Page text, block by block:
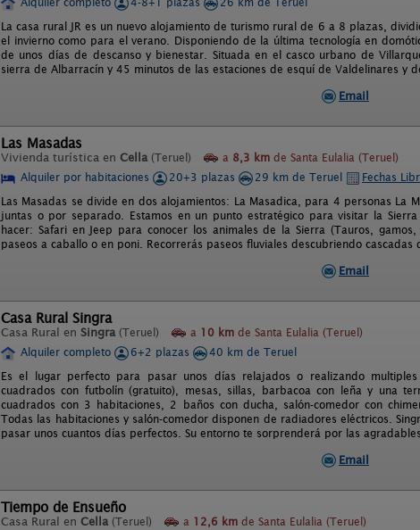
La casa rural JR es un nuevo alojamiento de turismo rural de 6 a 8 plazas,
el invierno como para el verano. Disponiendo de la última tecnología en
de unos días de descanso y bienestar. Situada en el casco urbano de
sierra de Albarracín y 45 minutos de las estaciones de esquí de Valdelinares y
Email
Las Masadas
Vivienda turística en Cella (Teruel) a 8,3 km de Santa Eulalia (Teruel)
Alquiler por habitaciones
20+3 plazas 29 km de Teruel
Fechas
Las Masadas se divide en dos alojamientos: La Masadica, para 4 personas La
juntas o por separado. Estamos en un punto estratégico para visitar la
hacer: Safari en Jeep para conocer los animales de la Sierra (Tauros,
paseos a caballo o en poni. Recorrerás paseos fluviales descubriendo cascadas
Email
Casa Rural Singra
Casa Rural en Singra (Teruel) a 10 km de Santa Eulalia (Teruel)
Alquiler completo
6+2 plazas
40 km de Teruel
Es el lugar perfecto para pasar unos días relajados o realizando
cuadrados con futbolín (gratuito), mesas, sillas, barbacoa con leña y una
cuadrados con 3 habitaciones, 2 baños con ducha, salón-comedor con
Todas las habitaciones y salón-comedor disponen de radiadores eléctricos.
pasar unos cuantos días perfectos. Su entorno te sorprenderá por las
Email
Tiempo de Ensueño
Casa Rural en Cella (Teruel) a 12,6 km de Santa Eulalia (Teruel)